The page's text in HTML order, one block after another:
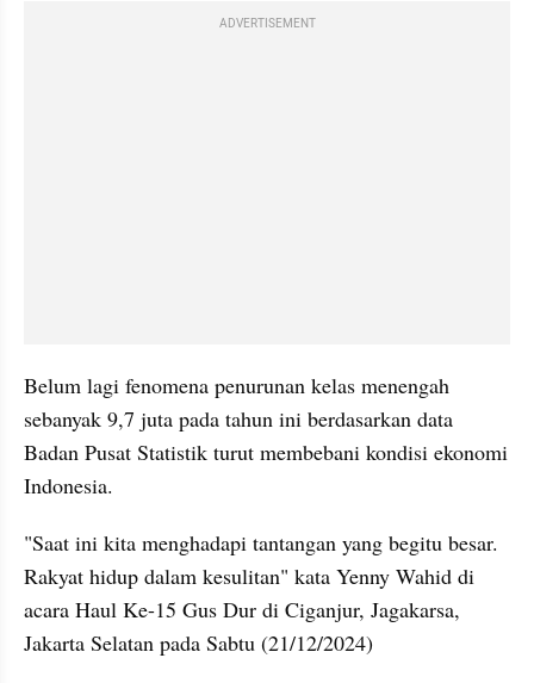
ADVERTISEMENT
Belum lagi fenomena penurunan kelas menengah
sebanyak 9,7 juta pada tahun ini berdasarkan data
Badan Pusat Statistik turut membebani kondisi ekonomi
Indonesia.
"Saat ini kita menghadapi tantangan yang begitu besar.
Rakyat hidup dalam kesulitan" kata Yenny Wahid di
acara Haul Ke-15 Gus Dur di Ciganjur, Jagakarsa,
Jakarta Selatan pada Sabtu (21/12/2024)